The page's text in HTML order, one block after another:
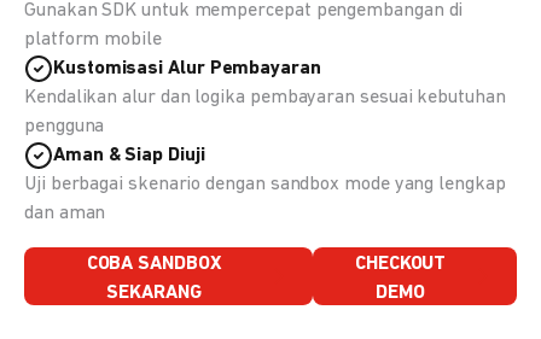
Gunakan SDK untuk mempercepat pengembangan di
platform mobile
Kustomisasi Alur Pembayaran
Kendalikan alur dan logika pembayaran sesuai kebutuhan
pengguna
Aman & Siap Diuji
Uji berbagai skenario dengan sandbox mode yang lengkap
dan aman
COBA SANDBOX
SEKARANG
CHECKOUT
DEMO